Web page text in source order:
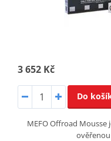
3 652 Kč
Do
MEFO Offroad Mousse